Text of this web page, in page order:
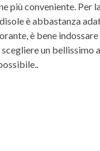
più conveniente. Per
è abbastanza
è bene
scegliere un